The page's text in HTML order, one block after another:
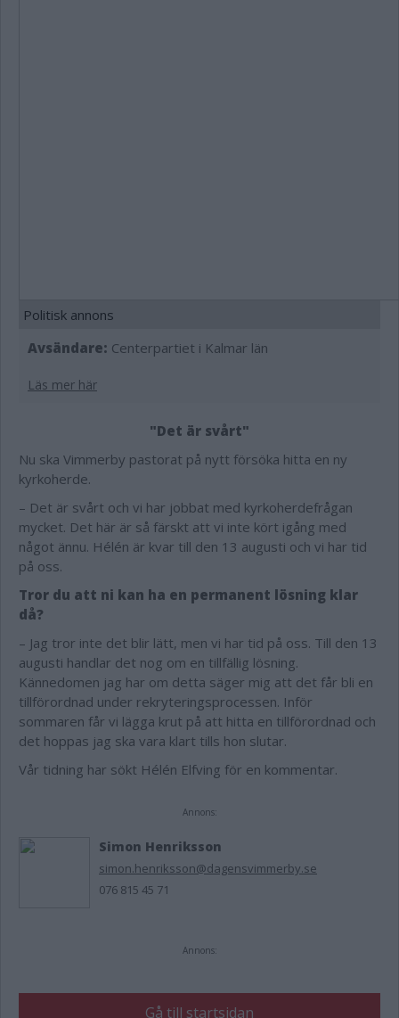
Politisk annons
Avsändare: Centerpartiet i Kalmar län
Läs mer här
"Det är svårt"
Nu ska Vimmerby pastorat på nytt försöka hitta en ny
kyrkoherde.
– Det är svårt och vi har jobbat med kyrkoherdefrågan
mycket. Det här är så färskt att vi inte kört igång med
något ännu. Hélén är kvar till den 13 augusti och vi har tid
på oss.
Tror du att ni kan ha en permanent lösning klar
då?
– Jag tror inte det blir lätt, men vi har tid på oss. Till den 13
augusti handlar det nog om en tillfällig lösning.
Kännedomen jag har om detta säger mig att det får bli en
tillförordnad under rekryteringsprocessen. Inför
sommaren får vi lägga krut på att hitta en tillförordnad och
det hoppas jag ska vara klart tills hon slutar.
Vår tidning har sökt Hélén Elfving för en kommentar.
Annons:
Simon Henriksson
simon.henriksson@dagensvimmerby.se
076 815 45 71
Annons:
Gå till startsidan